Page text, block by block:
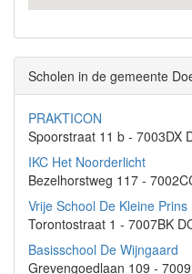
Scholen in de gemeente
PRAKTICON
Spoorstraat 11 b - 7003DX
IKC Het Noorderlicht
Bezelhorstweg 117 -
Vrije School De Kleine Prins
Torontostraat 1 - 7007BK
Basisschool De Wijngaard
Grevengoedlaan 109 -